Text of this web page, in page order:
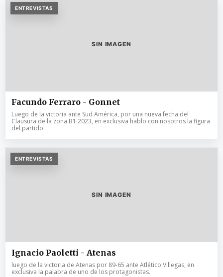
ENTREVISTAS
SIN IMAGEN
Facundo Ferraro - Gonnet
Luego de la victoria ante Sud América, por una nueva fecha del
Clausura de la zona B1 2023, en exclusiva hablo con nosotros la figura
del partido.
ENTREVISTAS
SIN IMAGEN
Ignacio Paoletti - Atenas
luego de la victoria de Atenas por 89-65 ante Atlético Villegas, en
exclusiva la palabra de uno de los protagonistas.